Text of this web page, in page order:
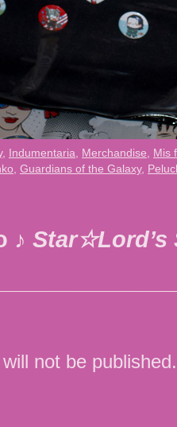
, Indumentaria Merchandise
Mis
Guardians of the Galaxy,
♪ Star☆Lord’s
not be published.